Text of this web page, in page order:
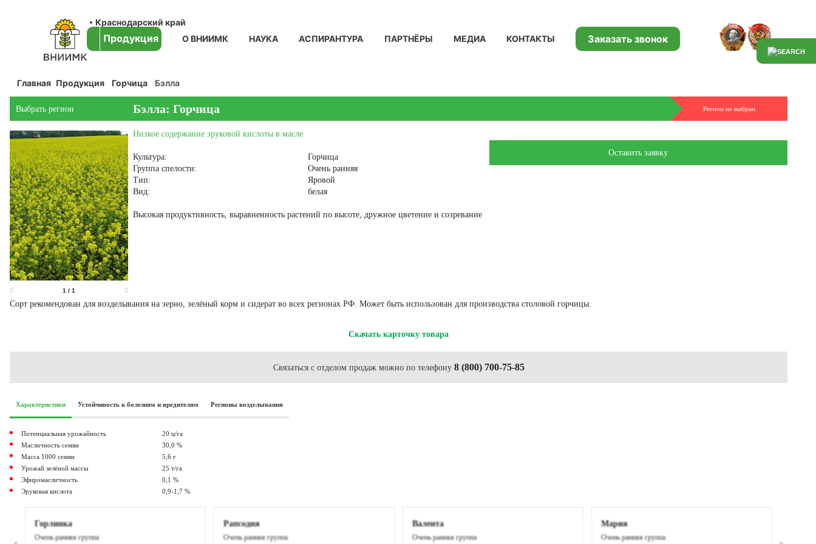
Краснодарский край
Продукция О ВНИИМК НАУКА АСПИРАНТУРА ПАРТНЁРЫ МЕДИА КОНТАКТЫ Заказать звонок
Главная Продукция Горчица Бэлла
Выбрать регион Бэлла: Горчица Регион не выбран
1 / 1
Низкое содержание эруковой кислоты в масле
Культура:
Горчица
Группа спелости:
Очень ранняя
Тип:
Яровой
Вид:
белая
Высокая продуктивность, выравненность растений по высоте, дружное цветение и созревание
Оставить заявку
Сорт рекомендован для возделывания на зерно, зелёный корм и сидерат во всех регионах РФ. Может быть использован для производства столовой горчицы.
Скачать карточку товара
Связаться с отделом продаж можно по телефону 8 (800) 700-75-85
Характеристики Устойчивость к болезням и вредителям Регионы возделывания
Потенциальная урожайность
20 ц/га
Масличность семян
30,0 %
Масса 1000 семян
5,6 г
Урожай зелёной массы
25 т/га
Эфиромасличность
0,1 %
Эруковая кислота
0,9-1,7 %
Горлинка
Очень ранняя группа
Рапсодия
Очень ранняя группа
Валента
Очень ранняя группа
Мария
Очень ранняя группа